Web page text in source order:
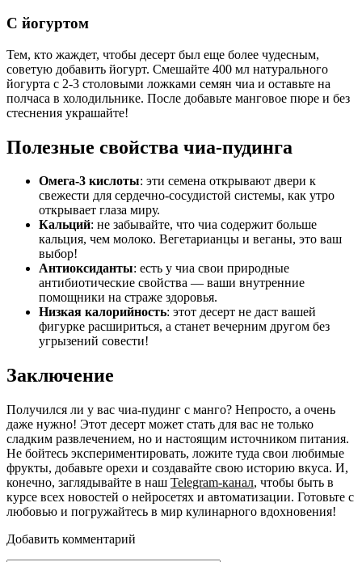
С йогуртом
Тем, кто жаждет, чтобы десерт был еще более чудесным,
советую добавить йогурт. Смешайте 400 мл натурального
йогурта с 2-3 столовыми ложками семян чиа и оставьте на
полчаса в холодильнике. После добавьте манговое пюре и без
стеснения украшайте!
Полезные свойства чиа-пудинга
Омега-3 кислоты: эти семена открывают двери к
свежести для сердечно-сосудистой системы, как утро
открывает глаза миру.
Кальций: не забывайте, что чиа содержит больше
кальция, чем молоко. Вегетарианцы и веганы, это ваш
выбор!
Антиоксиданты: есть у чиа свои природные
антибиотические свойства — ваши внутренние
помощники на страже здоровья.
Низкая калорийность: этот десерт не даст вашей
фигурке расшириться, а станет вечерним другом без
угрызений совести!
Заключение
Получился ли у вас чиа-пудинг с манго? Непросто, а очень
даже нужно! Этот десерт может стать для вас не только
сладким развлечением, но и настоящим источником питания.
Не бойтесь экспериментировать, ложите туда свои любимые
фрукты, добавьте орехи и создавайте свою историю вкуса. И,
конечно, заглядывайте в наш Telegram-канал, чтобы быть в
курсе всех новостей о нейросетях и автоматизации. Готовьте с
любовью и погружайтесь в мир кулинарного вдохновения!
Добавить комментарий